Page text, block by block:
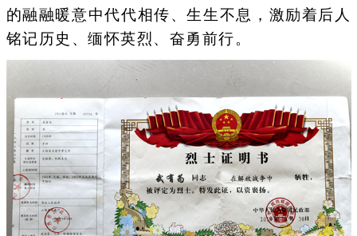
的融融暖意中代代相传、生生不息，激励着后人
铭记历史、缅怀英烈、奋勇前行。